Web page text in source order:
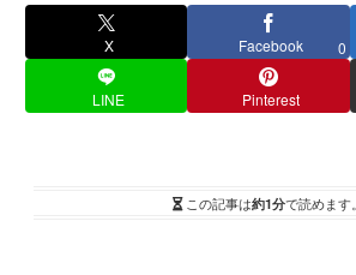
X Facebook 0
LINE Pinterest
この記事は約1分で読めます。